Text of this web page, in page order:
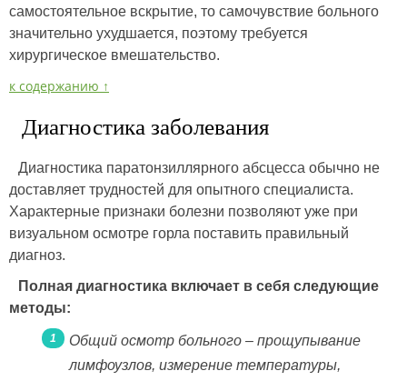
самостоятельное вскрытие, то самочувствие больного
значительно ухудшается, поэтому требуется
хирургическое вмешательство.
к содержанию ↑
Диагностика заболевания
Диагностика паратонзиллярного абсцесса обычно не
доставляет трудностей для опытного специалиста.
Характерные признаки болезни позволяют уже при
визуальном осмотре горла поставить правильный
диагноз.
Полная диагностика включает в себя следующие
методы:
Общий осмотр больного – прощупывание
лимфоузлов, измерение температуры,